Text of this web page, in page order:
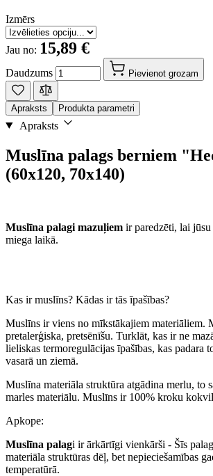
Izmērs
Jau no: 15,89 €
Daudzums Pievienot grozam
Apraksts Produkta parametri
Apraksts
Muslīna palags berniem
(60x120, 70x140)
Muslīna palagi mazuļiem ir paredzēti, lai jūsu
miega laikā.
Kas ir muslīns? Kādas ir tās īpašības?
Muslīns ir viens no mīkstākajiem materiāliem.
pretalerģiska, pretsēnīšu. Turklāt, kas ir ne
lieliskas termoregulācijas īpašības, kas padara
vasarā un ziemā.
Muslīna materiāla struktūra atgādina merlu, to
marles materiālu. Muslīns ir 100% kroku
Apkope:
Muslīna palagi ir ārkārtīgi vienkārši - Šīs
materiāla struktūras dēļ, bet nepieciešamības
temperatūrā.